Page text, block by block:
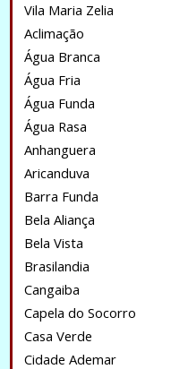
Vila Maria Zelia
Aclimação
Água Branca
Água Fria
Água Funda
Água Rasa
Anhanguera
Aricanduva
Barra Funda
Bela Aliança
Bela Vista
Brasilandia
Cangaiba
Capela do Socorro
Casa Verde
Cidade Ademar